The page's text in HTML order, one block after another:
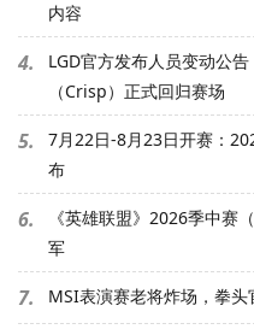
内容
4.
LGD官方发布人员变动公
（Crisp）正式回归赛场
5.
7月22日-8月23日开赛：
布
6.
《英雄联盟》2026季中赛
军
7. MSI表演赛老将炸场，拳